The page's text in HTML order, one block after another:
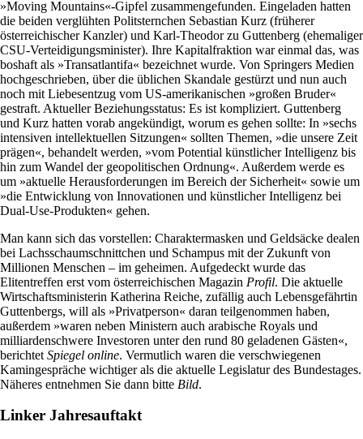
»Moving Mountains«-Gipfel zusammengefunden. Eingeladen hatten
die beiden verglühten Politsternchen Sebastian Kurz (früherer
österreichischer Kanzler) und Karl-Theodor zu Guttenberg (ehemaliger
CSU-Verteidigungsminister). Ihre Kapitalfraktion war einmal das, was
boshaft als »Transatlantifa« bezeichnet wurde. Von Springers Medien
hochgeschrieben, über die üblichen Skandale gestürzt und nun auch
noch mit Liebesentzug vom US-amerikanischen »großen Bruder«
gestraft. Aktueller Beziehungsstatus: Es ist kompliziert. Guttenberg
und Kurz hatten vorab angekündigt, worum es gehen sollte: In »sechs
intensiven intellektuellen Sitzungen« sollten Themen, »die unsere Zeit
prägen«, behandelt werden, »vom Potential künstlicher Intelligenz bis
hin zum Wandel der geopolitischen Ordnung«. Außerdem werde es
um »aktuelle Herausforderungen im Bereich der Sicherheit« sowie um
»die Entwicklung von Innovationen und künstlicher Intelligenz bei
Dual-Use-Produkten« gehen.
Man kann sich das vorstellen: Charaktermasken und Geldsäcke dealen
bei Lachsschaumschnittchen und Schampus mit der Zukunft von
Millionen Menschen – im geheimen. Aufgedeckt wurde das
Elitentreffen erst vom österreichischen Magazin Profil. Die aktuelle
Wirtschaftsministerin Katherina Reiche, zufällig auch Lebensgefährtin
Guttenbergs, will als »Privatperson« daran teilgenommen haben,
außerdem »waren neben Ministern auch arabische Royals und
milliardenschwere Investoren unter den rund 80 geladenen Gästen«,
berichtet Spiegel online. Vermutlich waren die verschwiegenen
Kamingespräche wichtiger als die aktuelle Legislatur des Bundestages.
Näheres entnehmen Sie dann bitte Bild.
Linker Jahresauftakt